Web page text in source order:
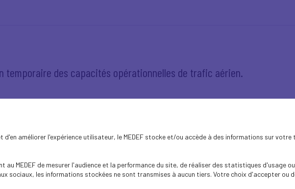
temporaire des capacités opérationnelles de trafic aérien.
d'en améliorer l'expérience utilisateur, le MEDEF stocke et/ou accède à des informations sur
MEDEF de mesurer l'audience et la performance du site, de réaliser des statistiques d'usage
sociaux, les informations stockées ne sont transmises à aucun tiers. Votre choix d'accepter